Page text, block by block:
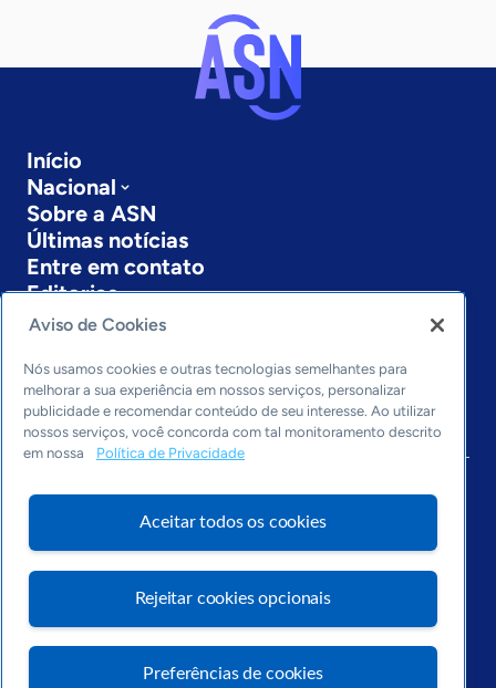
Início
Nacional
Sobre a ASN
Últimas notícias
Entre em contato
Editorias
Economia & Política
Inovação & Tecnologia
Cultura empreendedora
Dados
Arquivo
Aviso de Cookies
Nós usamos cookies e outras tecnologias semelhantes para
melhorar a sua experiência em nossos serviços, personalizar
publicidade e recomendar conteúdo de seu interesse. Ao utilizar
nossos serviços, você concorda com tal monitoramento descrito
em nossa
Política de Privacidade
Aceitar todos os cookies
Rejeitar cookies opcionais
Preferências de cookies